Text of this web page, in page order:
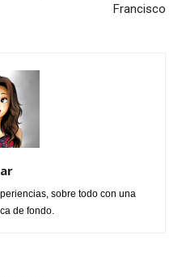
Francisco
sobre todo con una
de fondo.